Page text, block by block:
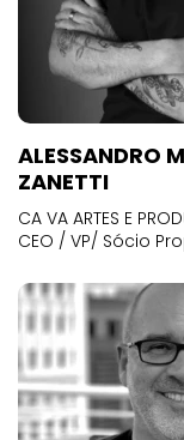
ALESSANDRO
ZANETTI
CA VA ARTES E
CEO / VP/ Sócio